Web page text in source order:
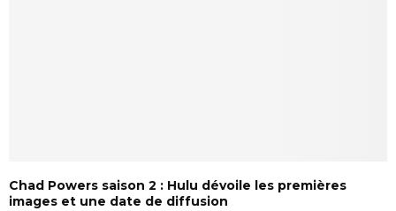
Chad Powers saison 2 : Hulu dévoile les premières
images et une date de diffusion